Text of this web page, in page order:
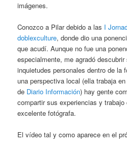
imágenes.
Conozco a Pilar debido a las I
doblexculture, donde dio una
que acudí. Aunque no fue una
especialmente, me agradó
inquietudes personales dentro de la
una perspectiva local (ella trabaja
de Diario Información) hay gente
compartir sus experiencias y
excelente fotógrafa.
El vídeo tal y como aparece en el